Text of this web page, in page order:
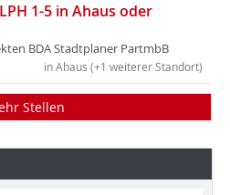
1-5 in Ahaus oder
BDA Stadtplaner PartmbB
in Ahaus (+1 weiterer Standort)
Stellen